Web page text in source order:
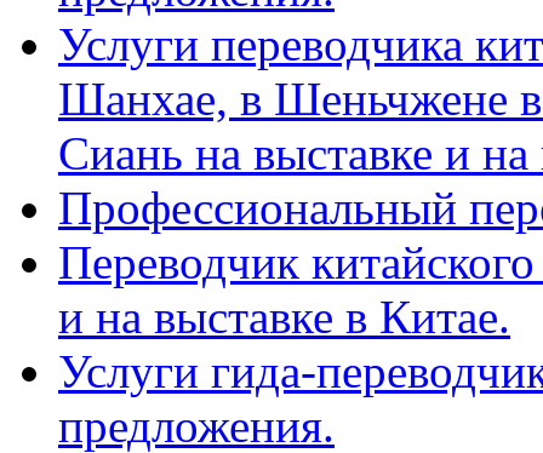
Услуги переводчика
Шанхае, в Шеньчжене
Сиань на выставке и
Профессиональный
Переводчик
и на выставке в Китае.
Услуги гида-
предложения.